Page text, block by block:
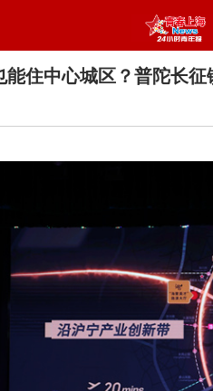
能住中心城区？普陀长征